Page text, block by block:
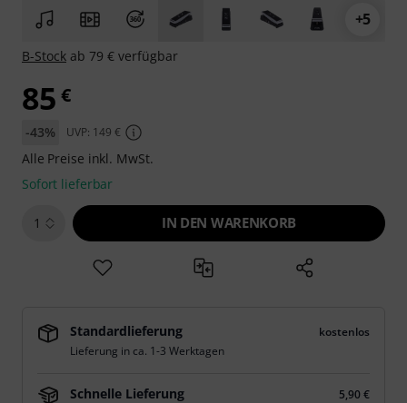
+5
B-Stock ab 79 € verfügbar
85 €
-43% UVP: 149 €
Alle Preise inkl. MwSt.
Sofort lieferbar
1 IN DEN WARENKORB
Standardlieferung
kostenlos
Lieferung in ca. 1-3 Werktagen
Schnelle Lieferung
5,90 €